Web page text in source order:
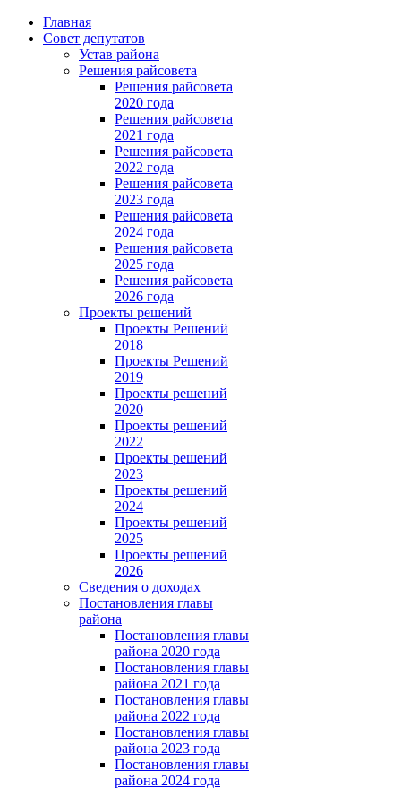
Главная
Совет депутатов
Устав района
Решения райсовета
Решения райсовета
2020 года
Решения райсовета
2021 года
Решения райсовета
2022 года
Решения райсовета
2023 года
Решения райсовета
2024 года
Решения райсовета
2025 года
Решения райсовета
2026 года
Проекты решений
Проекты Решений
2018
Проекты Решений
2019
Проекты решений
2020
Проекты решений
2022
Проекты решений
2023
Проекты решений
2024
Проекты решений
2025
Проекты решений
2026
Сведения о доходах
Постановления главы
района
Постановления главы
района 2020 года
Постановления главы
района 2021 года
Постановления главы
района 2022 года
Постановления главы
района 2023 года
Постановления главы
района 2024 года